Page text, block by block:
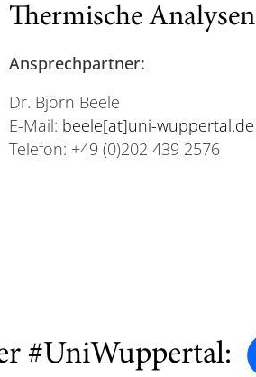
Thermische Analysen
Ansprechpartner:
Dr. Björn Beele
E-Mail: beele[at]uni-wuppertal.de
Telefon: +49 (0)202 439 2576
#UniWuppertal: